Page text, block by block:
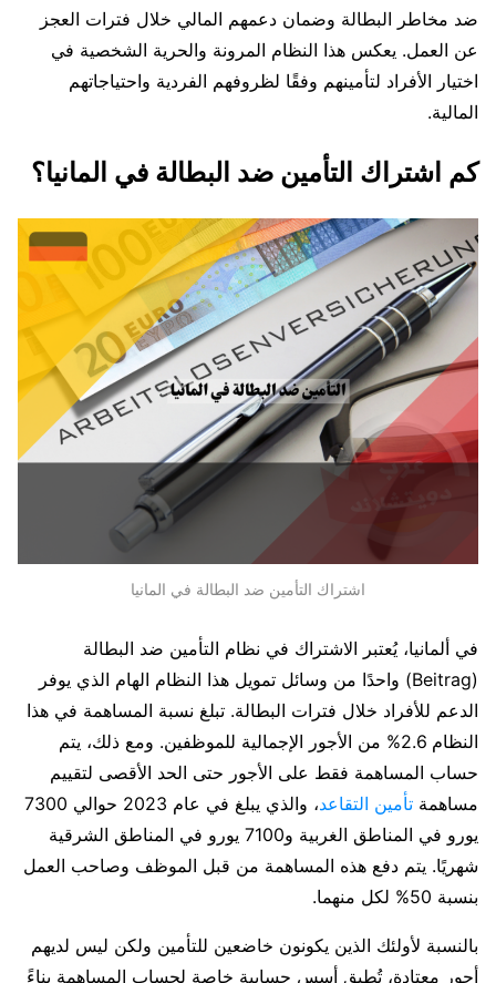
ضد مخاطر البطالة وضمان دعمهم المالي خلال فترات العجز
عن العمل. يعكس هذا النظام المرونة والحرية الشخصية في
اختيار الأفراد لتأمينهم وفقًا لظروفهم الفردية واحتياجاتهم
المالية.
كم اشتراك التأمين ضد البطالة في المانيا؟
اشتراك التأمين ضد البطالة في المانيا
في ألمانيا، يُعتبر الاشتراك في نظام التأمين ضد البطالة
(Beitrag) واحدًا من وسائل تمويل هذا النظام الهام الذي يوفر
الدعم للأفراد خلال فترات البطالة. تبلغ نسبة المساهمة في هذا
النظام 2.6% من الأجور الإجمالية للموظفين. ومع ذلك، يتم
حساب المساهمة فقط على الأجور حتى الحد الأقصى لتقييم
مساهمة تأمين التقاعد
، والذي يبلغ في عام 2023 حوالي 7300
يورو في المناطق الغربية و7100 يورو في المناطق الشرقية
شهريًا. يتم دفع هذه المساهمة من قبل الموظف وصاحب العمل
بنسبة 50% لكل منهما.
بالنسبة لأولئك الذين يكونون خاضعين للتأمين ولكن ليس لديهم
أجور معتادة، تُطبق أسس حسابية خاصة لحساب المساهمة بناءً